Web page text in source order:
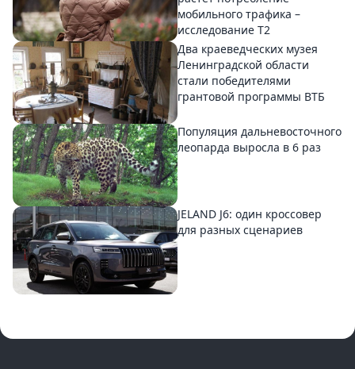
мобильного трафика –
исследование T2
Два краеведческих музея
Ленинградской области
стали победителями
грантовой программы ВТБ
Популяция дальневосточного
леопарда выросла в 6 раз
JELAND J6: один кроссовер
для разных сценариев